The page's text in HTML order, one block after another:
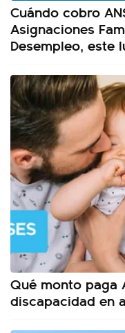
Cuándo cobro
Asignaciones
Desempleo, este
Qué monto paga
discapacidad en